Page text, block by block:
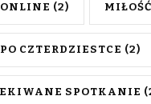
(2)
CZTERDZIESTCE (2)
SPOTKANIE